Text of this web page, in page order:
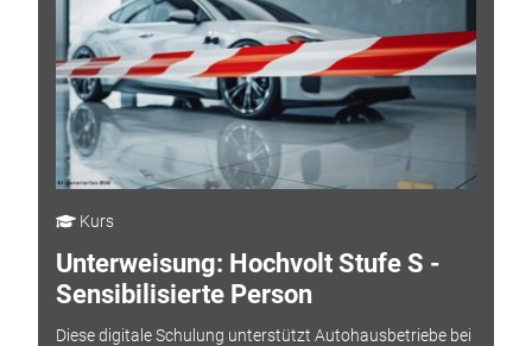
Kurs
Unterweisung: Hochvolt Stufe S -
Sensibilisierte Person
Diese digitale Schulung unterstützt Autohausbetriebe bei